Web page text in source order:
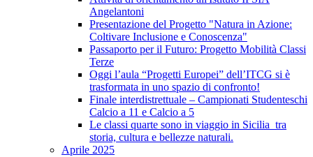
Angelantoni
Presentazione del Progetto "Natura in Azione:
Coltivare Inclusione e Conoscenza"
Passaporto per il Futuro: Progetto Mobilità Classi
Terze
Oggi l’aula “Progetti Europei” dell’ITCG si è
trasformata in uno spazio di confronto!
Finale interdistrettuale – Campionati Studenteschi
Calcio a 11 e Calcio a 5
Le classi quarte sono in viaggio in Sicilia tra
storia, cultura e bellezze naturali.
Aprile 2025